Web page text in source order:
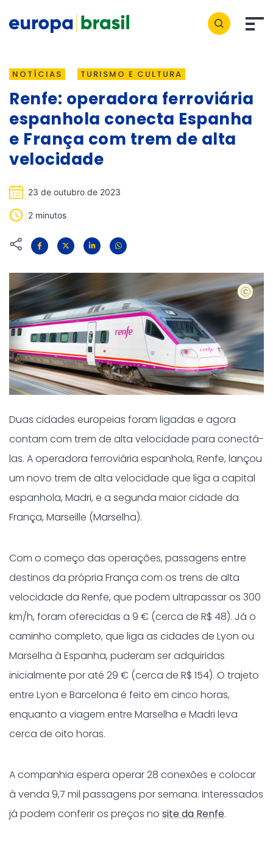
NOTÍCIAS TURISMO E CULTURA
Renfe: operadora ferroviária
espanhola conecta Espanha
e França com trem de alta
velocidade
23 de outubro de 2023
2 minutos
Duas cidades europeias foram ligadas e agora
contam com trem de alta velocidade para conectá-
las. A operadora ferroviária espanhola, Renfe, lançou
um novo trem de alta velocidade que liga a capital
espanhola, Madri, e a segunda maior cidade da
França, Marseille (Marselha).
Com o começo das operações, passagens entre
destinos da própria França com os trens de alta
velocidade da Renfe, que podem ultrapassar os 300
km/h, foram oferecidas a 9 € (cerca de R$ 48). Já o
caminho completo, que liga as cidades de Lyon ou
Marselha à Espanha, puderam ser adquiridas
inicialmente por até 29 € (cerca de R$ 154). O trajeto
entre Lyon e Barcelona é feito em cinco horas,
enquanto a viagem entre Marselha e Madri leva
cerca de oito horas.
A companhia espera operar 28 conexões e colocar
à venda 9,7 mil passagens por semana. Interessados
já podem conferir os preços no site da Renfe.